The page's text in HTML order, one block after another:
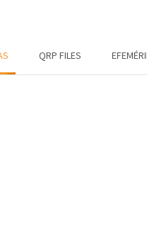
QRP FILES